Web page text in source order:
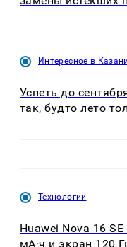
Интересное в Казани
Успеть до
так, будто лето
Технологии
Huawei Nova 16
мА·ч и экран 120